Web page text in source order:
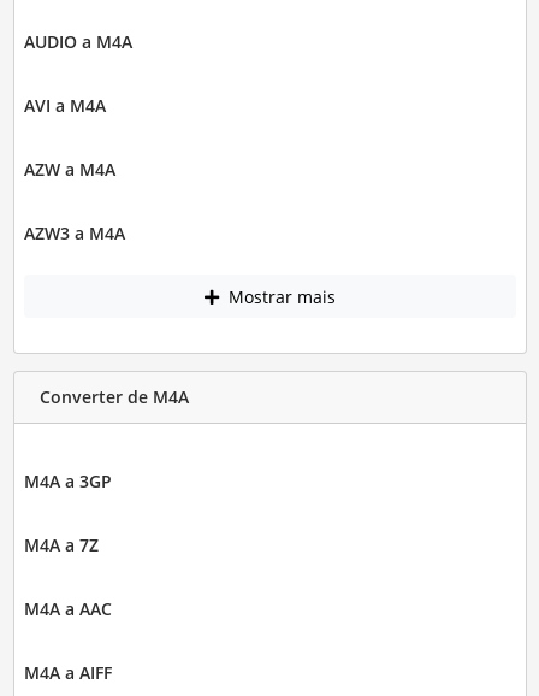
AUDIO a M4A
AVI a M4A
AZW a M4A
AZW3 a M4A
Mostrar mais
Converter de M4A
M4A a 3GP
M4A a 7Z
M4A a AAC
M4A a AIFF